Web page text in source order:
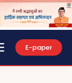
E-paper